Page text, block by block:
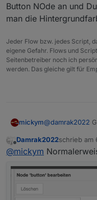
Button NOde an und
man die
Jeder Flow bzw. jedes Script,
eigene Gefahr. Flows und
Seitenbetreiber noch ich
werden. Das gleiche gilt für
mickym@damrak2022
man die
Offline
Damrak2022schrieb am
zuletzt
@mickym